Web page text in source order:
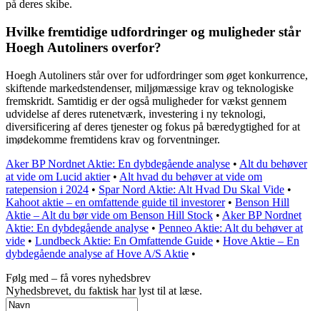
på deres skibe.
Hvilke fremtidige udfordringer og muligheder står
Hoegh Autoliners overfor?
Hoegh Autoliners står over for udfordringer som øget konkurrence,
skiftende markedstendenser, miljømæssige krav og teknologiske
fremskridt. Samtidig er der også muligheder for vækst gennem
udvidelse af deres rutenetværk, investering i ny teknologi,
diversificering af deres tjenester og fokus på bæredygtighed for at
imødekomme fremtidens krav og forventninger.
Aker BP Nordnet Aktie: En dybdegående analyse • Alt du behøver
at vide om Lucid aktier• Alt hvad du behøver at vide om
ratepension i 2024 • Spar Nord Aktie: Alt Hvad Du Skal Vide •
Kahoot aktie – en omfattende guide til investorer• Benson Hill
Aktie – Alt du bør vide om Benson Hill Stock • Aker BP Nordnet
Aktie: En dybdegående analyse • Penneo Aktie: Alt du behøver at
vide • Lundbeck Aktie: En Omfattende Guide • Hove Aktie – En
dybdegående analyse af Hove A/S Aktie •
Følg med – få vores nyhedsbrev
Nyhedsbrevet, du faktisk har lyst til at læse.